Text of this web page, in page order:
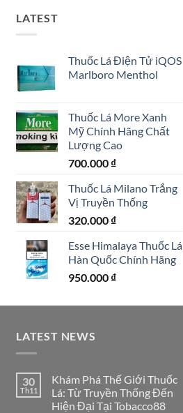
LATEST
Thuốc Lá Điện Tử iQOS
Marlboro Menthol
Thuốc Lá More Xanh
Mỹ Chính Hãng Chất
Lượng Cao
700.000 ₫
Thuốc Lá Milano Trắng
Vị Truyền Thống
320.000 ₫
Esse Himalaya Thuốc Lá
Hàn Quốc Chính Hãng
950.000 ₫
LATEST NEWS
30
Th11
Khám Phá Thế Giới Thuốc
Lá: Từ Truyền Thống Đến
Hiện Đại Tại Tobacco88